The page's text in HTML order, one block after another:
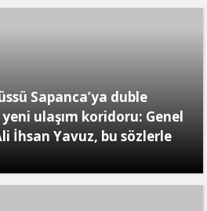
Sapanca’ya duble
ulaşım koridoru: Genel
İhsan Yavuz, bu sözlerle